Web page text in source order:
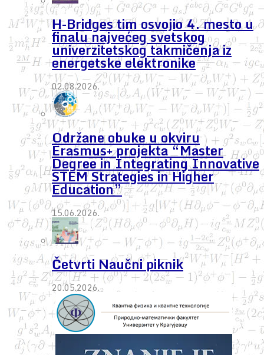
H-Bridges tim osvojio 4. mesto u
finalu najvećeg svetskog
univerzitetskog takmičenja iz
energetske elektronike
02.08.2026.
Održane obuke u okviru
Erasmus+ projekta “Master
Degree in Integrating Innovative
STEM Strategies in Higher
Education”
15.06.2026.
Četvrti Naučni piknik
20.05.2026.